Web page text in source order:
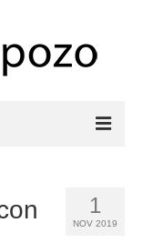
1
NOV 2019